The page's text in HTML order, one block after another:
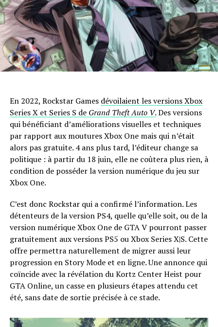
En 2022, Rockstar Games dévoilaient les versions Xbox
Series X et Series S de Grand Theft Auto V.Des versions
qui bénéficiant d’améliorations visuelles et techniques
par rapport aux moutures Xbox One mais qui n’était
alors pas gratuite. 4 ans plus tard, l’éditeur change sa
politique : à partir du 18 juin, elle ne coûtera plus rien, à
condition de posséder la version numérique du jeu sur
Xbox One.
C’est donc Rockstar qui a confirmé l’information. Les
détenteurs de la version PS4, quelle qu’elle soit, ou de la
version numérique Xbox One de GTA V pourront passer
gratuitement aux versions PS5 ou Xbox Series X|S. Cette
offre permettra naturellement de migrer aussi leur
progression en Story Mode et en ligne. Une annonce qui
coïncide avec la révélation du Kortz Center Heist pour
GTA Online, un casse en plusieurs étapes attendu cet
été, sans date de sortie précisée à ce stade.